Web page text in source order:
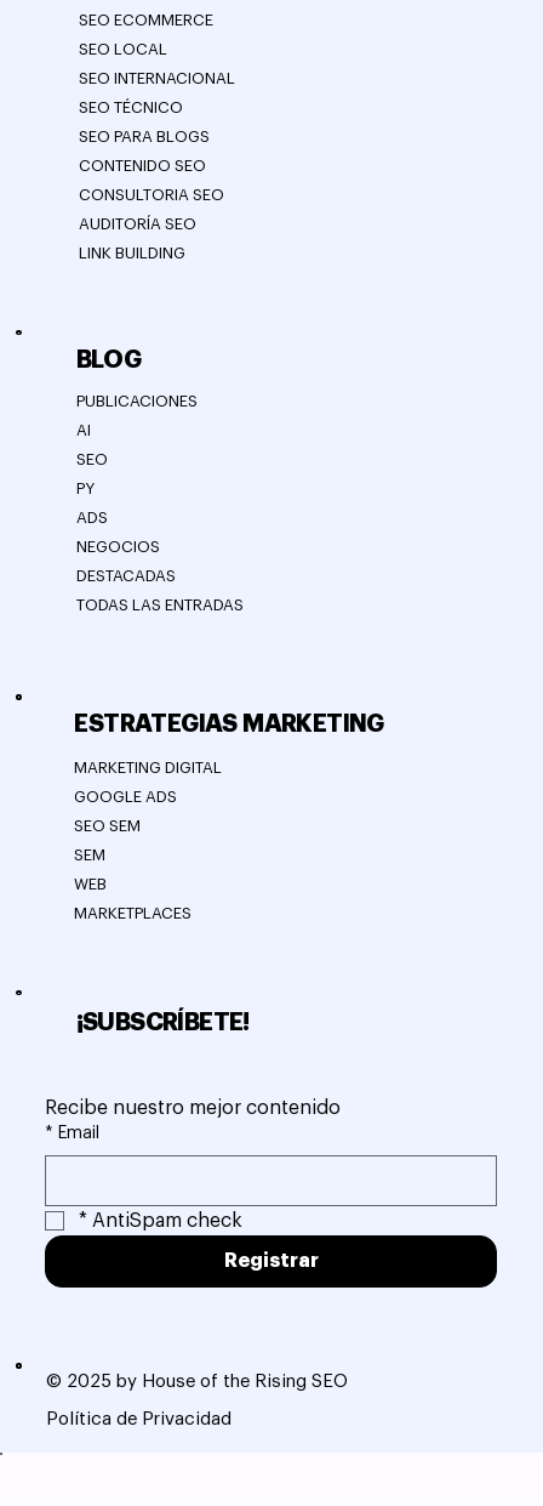
© 2025 by House of the Rising SEO
Política de Privacidad
¡SUBSCRÍBETE!
Recibe nuestro mejor contenido
* Email
* AntiSpam check
Registrar
SEO ECOMMERCE
SEO LOCAL
SEO INTERNACIONAL
SEO TÉCNICO
SEO PARA BLOGS
CONTENIDO SEO
CONSULTORIA SEO
AUDITORÍA SEO
LINK BUILDING
ESTRATEGIAS MARKETING
MARKETING DIGITAL
GOOGLE ADS
SEO SEM
SEM
WEB
MARKETPLACES
BLOG
PUBLICACIONES
AI
SEO
PY
ADS
NEGOCIOS
DESTACADAS
TODAS LAS ENTRADAS